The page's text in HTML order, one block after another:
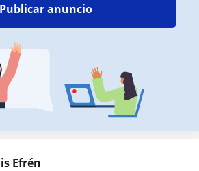
Publicar anuncio
Efrén